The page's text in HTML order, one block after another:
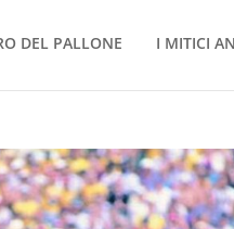
DEL PALLONE I MITICI